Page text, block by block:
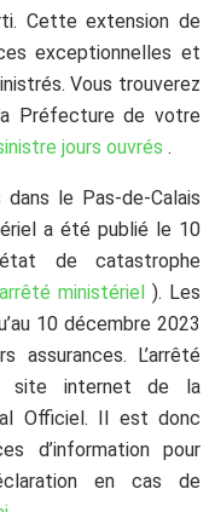
Cette extension de
exceptionnelles et
Vous trouverez
Préfecture de votre
jours ouvrés .
le Pas-de-Calais
a été publié le 10
de catastrophe
ministériel). Les
10 décembre 2023
assurances. L’arrêté
site internet de la
Officiel. Il est donc
d’information pour
en cas de